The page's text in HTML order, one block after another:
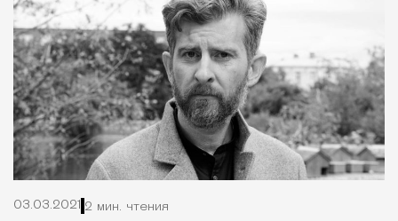
03.03.2021 2 мин. чтения